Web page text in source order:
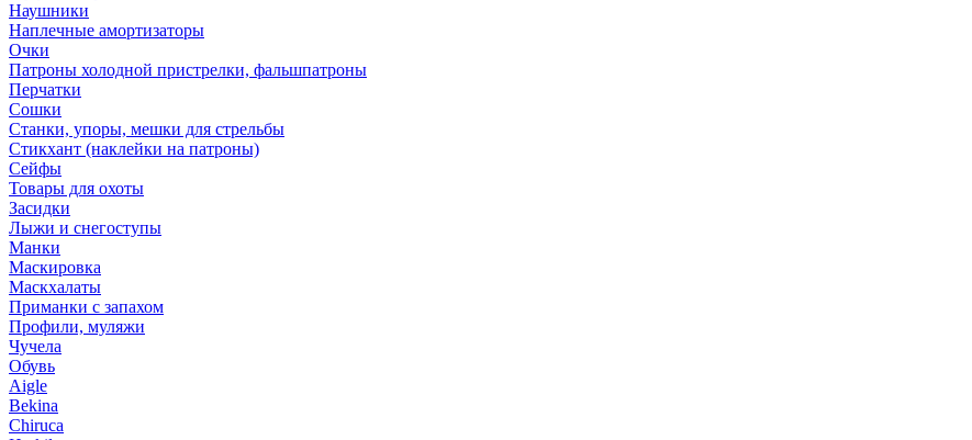
Наушники
Наплечные амортизаторы
Очки
Патроны холодной пристрелки, фальшпатроны
Перчатки
Сошки
Станки, упоры, мешки для стрельбы
Стикхант (наклейки на патроны)
Сейфы
Товары для охоты
Засидки
Лыжи и снегоступы
Манки
Маскировка
Маскхалаты
Приманки с запахом
Профили, муляжи
Чучела
Обувь
Aigle
Bekina
Chiruсa